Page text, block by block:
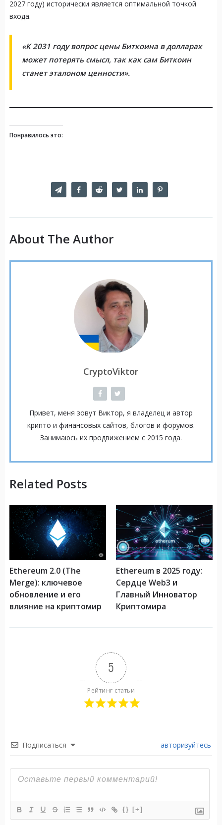
2027 году) исторически является оптимальной точкой
входа.
«К 2031 году вопрос цены Биткоина в долларах
может потерять смысл, так как сам Биткоин
станет эталоном ценности».
Понравилось это:
About The Author
CryptoViktor
Привет, меня зовут Виктор, я владелец и автор
крипто и финансовых сайтов, блогов и форумов.
Занимаюсь их продвижением с 2015 года.
Related Posts
Ethereum 2.0 (The
Merge): ключевое
обновление и его
влияние на криптомир
Ethereum в 2025 году:
Сердце Web3 и
Главный Инноватор
Криптомира
5
Рейтинг статьи
Подписаться авторизуйтесь
{} [+]